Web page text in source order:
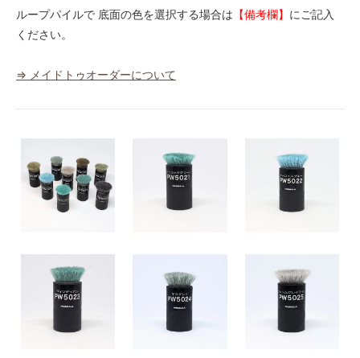
ループパイルで 底面の色を選択する場合は 【備考欄】 にご記入
ください。
⇒ メイドトゥオーダーについて